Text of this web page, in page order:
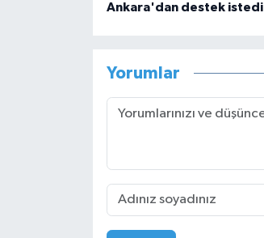
Ankara'dan destek istedi
Yorumlar